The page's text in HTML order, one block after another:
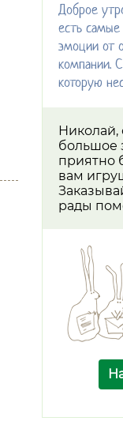
Доброе
есть
эмоции от
компании.
которую
Николай,
большое
приятно
вам
рады